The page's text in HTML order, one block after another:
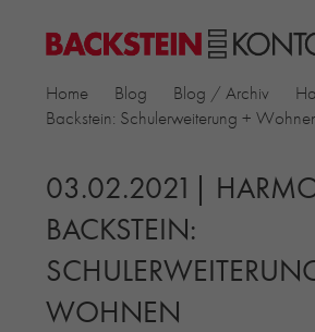
PROJEKTE
▼
KIRCHEN
MEHRFAMILIENHÄUSER
MUSEEN
EINFAMILIENHÄUSER
ÖFFENTLICHE BAUTEN
Home Blog Blog / Archiv
Backstein: Schulerweiterung +
03.02.2021|
BACKSTEIN:
WOHNEN